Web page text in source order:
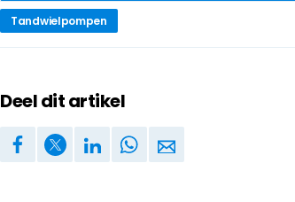
Tandwielpompen
Deel dit artikel